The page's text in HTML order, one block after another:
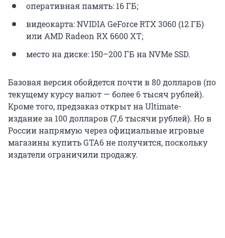
оперативная память: 16 ГБ;
видеокарта: NVIDIA GeForce RTX 3060 (12 ГБ)
или AMD Radeon RX 6600 XT;
место на диске: 150–200 ГБ на NVMe SSD.
Базовая версия обойдется почти в 80 долларов (по
текущему курсу валют — более 6 тысяч рублей).
Кроме того, предзаказ открыт на Ultimate-
издание за 100 долларов (7,6 тысячи рублей). Но в
России напрямую через официальные игровые
магазины купить GTA6 не получится, поскольку
издатели ограничили продажу.